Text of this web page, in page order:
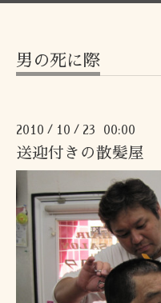
男の死に際
2010 / 10 / 23 00:00
送迎付きの散髪屋